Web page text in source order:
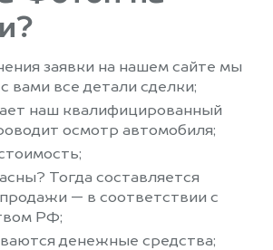
заявки на нашем сайте мы
вами все детали сделки;
наш квалифицированный
осмотр автомобиля;
Тогда составляется
— в соответствии с
РФ;
денежные средства;